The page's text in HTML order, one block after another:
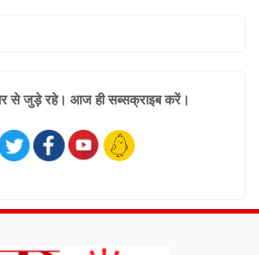
से जुड़े रहे। आज ही सब्सक्राइब करें।